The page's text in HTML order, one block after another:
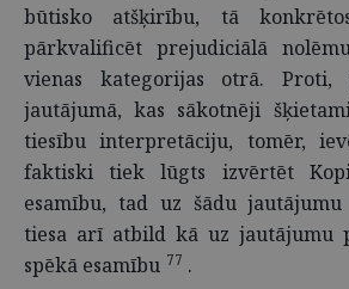
būtisko atšķirību, tā
pārkvalificēt prejudiciālā
vienas kategorijas otrā. Proti,
jautājumā, kas sākotnēji
tiesību interpretāciju, tomēr,
faktiski tiek lūgts izvērtēt
esamību, tad uz šādu
tiesa arī atbild kā uz jautājumu
spēkā esamību 77 .